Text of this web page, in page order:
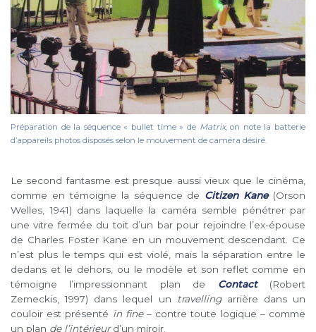
Préparation de la séquence « bullet time » de Matrix, on note la batterie
d’appareils photos disposés selon le mouvement de caméra désiré.
Le second fantasme est presque aussi vieux que le cinéma,
comme en témoigne la séquence de Citizen Kane (Orson
Welles, 1941) dans laquelle la caméra semble pénétrer par
une vitre fermée du toit d’un bar pour rejoindre l’ex-épouse
de Charles Foster Kane en un mouvement descendant. Ce
n’est plus le temps qui est violé, mais la séparation entre le
dedans et le dehors, ou le modèle et son reflet comme en
témoigne l’impressionnant plan de Contact (Robert
Zemeckis, 1997) dans lequel un
travelling arrière dans un
couloir est présenté in fine– contre toute logique – comme
un plan de l’intérieurd’un miroir.